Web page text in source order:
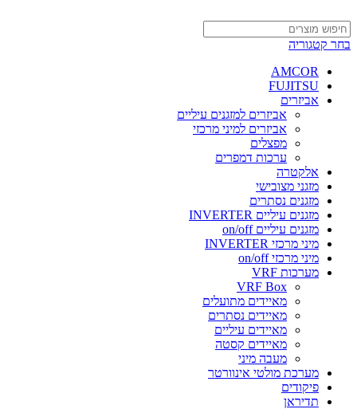
בחר קטגוריה
AMCOR
FUJITSU
אביזרים
אביזרים למזגנים עיליים
אביזרים למיני מרכזי
מפצלים
ערכות דמפרים
אלקטרה
מזגני מצובישי
מזגנים נסתרים
מזגנים עיליים INVERTER
מזגנים עיליים on/off
מיני מרכזי INVERTER
מיני מרכזי on/off
מערכות VRF
VRF Box
מאיידים מתועלים
מאיידים נסתרים
מאיידים עיליים
מאיידים קסטה
מעבה מיני
מערכת מולטי אינוורטר
פיקודים
תדיראן